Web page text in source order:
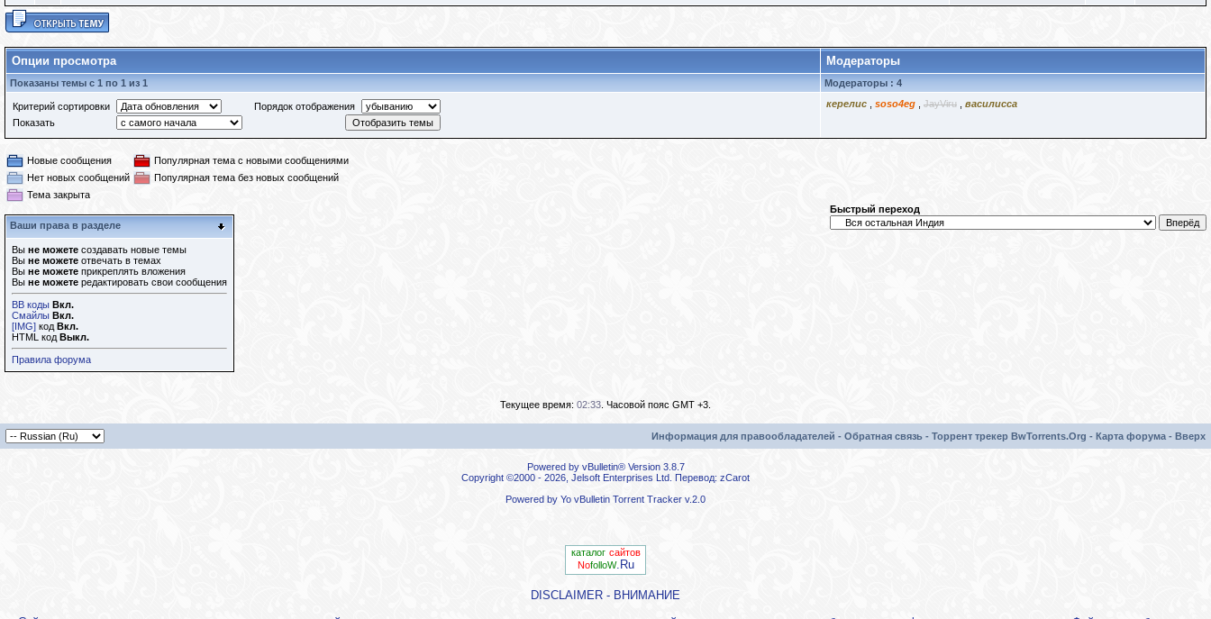
Опции просмотра Модераторы
Показаны темы с 1 по 1 из 1 Модераторы : 4
Критерий сортировки
Порядок отображения
Показать
керелис soso4eg JayViru василисса
Новые сообщения
Популярная тема с новыми сообщениями
Нет новых сообщений
Популярная тема без новых сообщений
Тема закрыта
Ваши права в разделе
Вы не можете создавать новые темы
Вы не можете отвечать в темах
Вы не можете прикреплять вложения
Вы не можете редактировать свои сообщения
BB коды Вкл.
Смайлы Вкл.
[IMG] код Вкл.
HTML код Выкл.
Правила форума
Быстрый переход
Текущее время: 02:33 . Часовой пояс GMT +3.
Информация для правообладателей - Обратная связь - Торрент трекер BwTorrents.Org - Карта форума - Вверх
Powered by vBulletin® Version 3.8.7
Copyright ©2000 - 2026, Jelsoft Enterprises Ltd. Перевод: zCarot
Powered by Yo vBulletin Torrent Tracker v.2.0
каталог сайтов
NofolloW.Ru
DISCLAIMER - ВНИМАНИЕ